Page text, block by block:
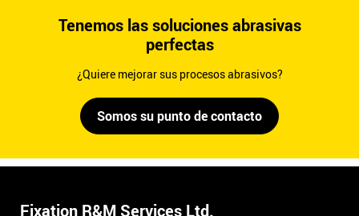
Tenemos las soluciones abrasivas
perfectas
¿Quiere mejorar sus procesos abrasivos?
Somos su punto de contacto
Fixation R&M Services Ltd.